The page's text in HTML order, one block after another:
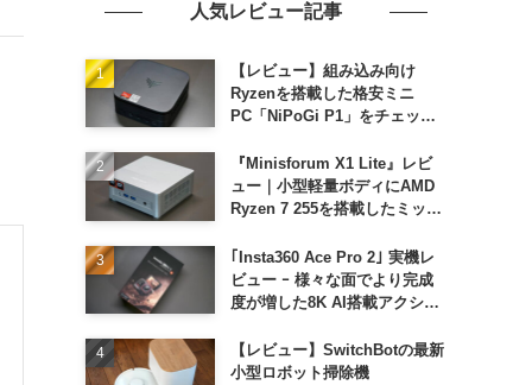
人気レビュー記事
【レビュー】組み込み向け
Ryzenを搭載した格安ミニ
PC「NiPoGi P1」をチェック
高性能
『Minisforum X1 Lite』レビ
ュー｜小型軽量ボディにAMD
Ryzen 7 255を搭載したミッド
｢Insta360 Ace Pro 2｣ 実機レ
ビュー ｰ 様々な面でより完成
度が増した8K AI搭載アクショ
【レビュー】SwitchBotの最新
小型ロボット掃除機